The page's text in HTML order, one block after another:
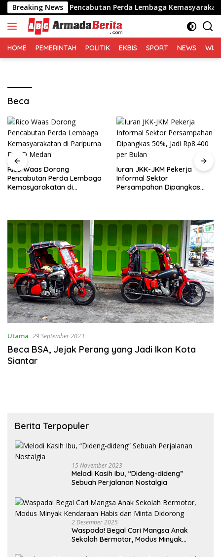
Langsung
ke
konten
Breaking News
Dorong Pencabutan Perda Lembaga Kemasyarakatan di
HOME PEMERINTAH POLITIK EKBIS SPORT NEWS
Beca
Rico Waas Dorong
Pencabutan Perda Lembaga
Kemasyarakatan di
Iuran JKK-JKM Pekerja
Informal Sektor
Persampahan Dipangkas
Utama 29 September 2023
Beca BSA, Jejak Perang yang Jadi Ikon Kota
Siantar
Berita Terpopuler
15 November 2023
Melodi Kasih Ibu, “Dideng-dideng”
Sebuah Perjalanan Nostalgia
2 Desember 2025
Waspada! Begal Cari Mangsa Anak
Sekolah Bermotor, Modus Minyak